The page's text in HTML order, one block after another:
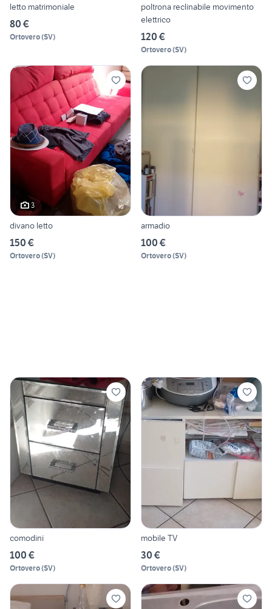
letto matrimoniale
80 €
Ortovero(SV)
poltrona reclinabile movimento
elettrico
120 €
Ortovero(SV)
3
divano letto
150 €
Ortovero(SV)
armadio
100 €
Ortovero(SV)
comodini
100 €
Ortovero(SV)
mobile TV
30 €
Ortovero(SV)